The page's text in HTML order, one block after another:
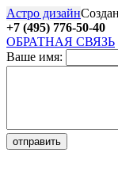
Астро дизайн
+7 (495) 776-50-40
ОБРАТНАЯ СВЯЗЬ
Ваше имя: